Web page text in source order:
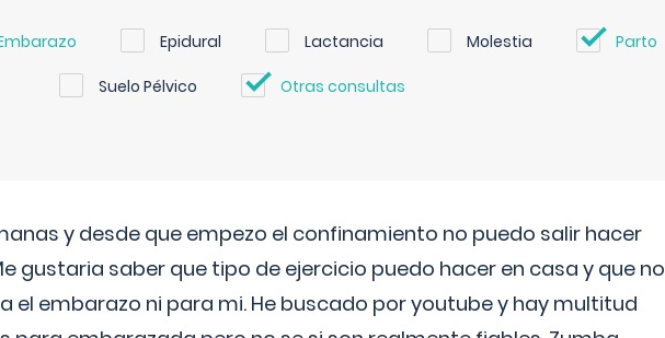
Epidural Lactancia Molestia Parto
Suelo Pélvico Otras consultas
y desde que empezo el confinamiento no puedo salir hacer
gustaria saber que tipo de ejercicio puedo hacer en casa y que no
el embarazo ni para mi. He buscado por youtube y hay multitud